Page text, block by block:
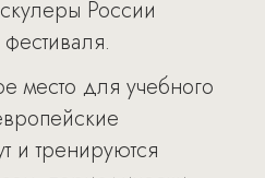
России
место для учебного
и тренируются